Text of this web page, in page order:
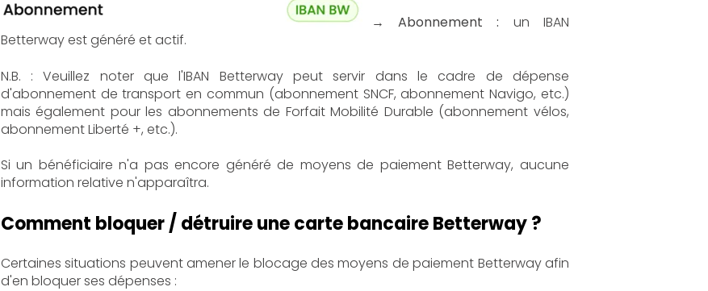
→ Abonnement : un IBAN
Betterway est généré et actif.
N.B. : Veuillez noter que l'IBAN Betterway peut servir dans le cadre de dépense
d'abonnement de transport en commun (abonnement SNCF, abonnement Navigo, etc.)
mais également pour les abonnements de Forfait Mobilité Durable (abonnement vélos,
abonnement Liberté +, etc.).
Si un bénéficiaire n'a pas encore généré de moyens de paiement Betterway, aucune
information relative n'apparaîtra.
Comment bloquer / détruire une carte bancaire Betterway ?
Certaines situations peuvent amener le blocage des moyens de paiement Betterway afin
d'en bloquer ses dépenses :